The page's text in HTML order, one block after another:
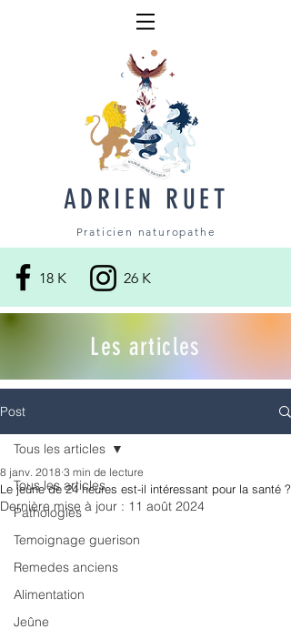
ADRIEN RUET
Praticien naturopathe
18 K 26 K
Les articles
Post
Tous les articles
Pathologies
Temoignage guerison
Remedes anciens
Alimentation
Jeûne
Tous les articles
Le jeûne de 24 heures est-il intéressant pour la santé ?
8 janv. 2018 3 min de lecture
Dernière mise à jour : 11 août 2024